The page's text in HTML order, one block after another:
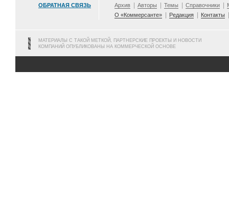
ОБРАТНАЯ СВЯЗЬ Архив Авторы Темы Справочники
О «Коммерсанте»
Редакция Контакты
МАТЕРИАЛЫ С ТАКОЙ МЕТКОЙ, ПАРТНЕРСКИЕ ПРОЕКТЫ И НОВОСТИ
КОМПАНИЙ ОПУБЛИКОВАНЫ НА КОММЕРЧЕСКОЙ ОСНОВЕ